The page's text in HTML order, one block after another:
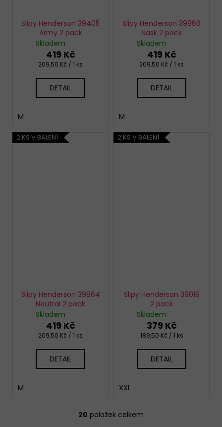
Slipy Henderson 39405
Army 2 pack
Skladem
419 Kč
Měrná
209,50 Kč / 1 ks
DETAIL
M
Slipy Henderson 39866
Nask 2 pack
Skladem
419 Kč
Měrná
209,50 Kč / 1 ks
DETAIL
M
2 KS V BALENÍ
Slipy Henderson 39864
Neutral 2 pack
Skladem
419 Kč
Měrná
209,50 Kč / 1 ks
DETAIL
M
2 KS V BALENÍ
Slipy Henderson 39019
2 pack
Skladem
379 Kč
Měrná
189,50 Kč / 1 ks
DETAIL
XXL
O
20 položek celkem